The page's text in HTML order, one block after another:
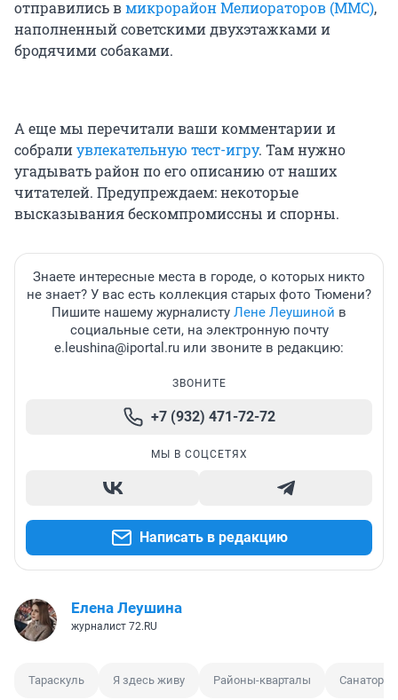
отправились вмикрорайон Мелиораторов (ММС),
наполненный советскими двухэтажками и
бродячими собаками.
А еще мы перечитали ваши комментарии и
собралиувлекательную тест-игру. Там нужно
угадывать район по его описанию от наших
читателей. Предупреждаем: некоторые
высказывания бескомпромиссны и спорны.
Знаете интересные места в городе, о которых никто
не знает? У вас есть коллекция старых фото Тюмени?
Пишите нашему журналисту Лене Леушиной в
социальные сети, на электронную почту
e.leushina@iportal.ru или звоните в редакцию:
ЗВОНИТЕ
+7 (932) 471-72-72
МЫ В СОЦСЕТЯХ
Написать в редакцию
Елена Леушина
журналист 72.RU
Тараскуль Я здесь живу Районы-кварталы Санаторий